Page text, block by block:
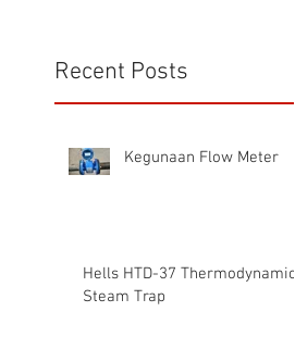
Recent Posts
Kegunaan Flow Meter
Hells HTD-37 Thermodynamic
Steam Trap